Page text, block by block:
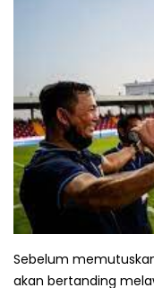
Sebelum
akan bertanding